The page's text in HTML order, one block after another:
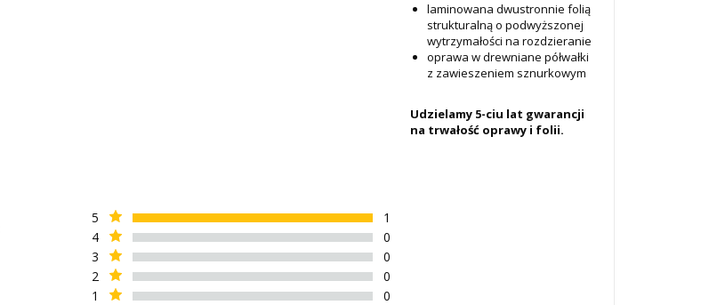
laminowana dwustronnie folią
strukturalną o podwyższonej
wytrzymałości na rozdzieranie
oprawa w drewniane półwałki
z zawieszeniem sznurkowym
Udzielamy 5-ciu lat gwarancji
na trwałość oprawy i folii.
5
1
4
0
3
0
2
0
1
0